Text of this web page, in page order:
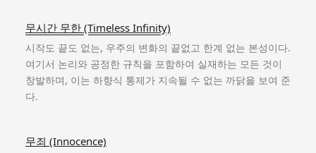
무시간 무한 (Timeless Infinity)
시작도 끝도 없는, 우주의 변화의 끝없고 한계 없는 본성이다.
여기서 논리와 공정한 규칙을 포함하여 실재하는 모든 것이
창발하며, 이는 하향식 통제가 지속될 수 없는 까닭을 보여 준
다.
무죄 (Innocence)